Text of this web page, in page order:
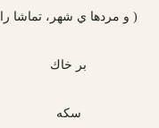
( و مردها ي شهر، تماشا را
بر خاك
سكه